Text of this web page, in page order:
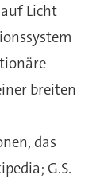
Licht
breiten
das
G.S.